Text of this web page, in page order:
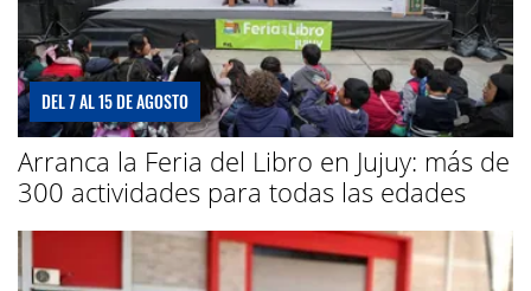
DEL 7 AL 15 DE AGOSTO
Arranca la Feria del Libro en Jujuy: más de
300 actividades para todas las edades